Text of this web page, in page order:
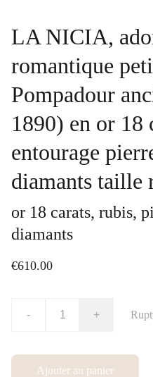
LA NICIA,
romantique
Pompadour
1890) en or 18
entourage
diamants taille
or 18 carats, rubis,
diamants
€610.00
- +
Ajouter au panier